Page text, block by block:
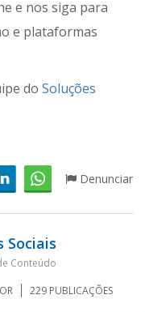
e nos siga para
e plataformas
do Soluções
Denunciar
Sociais
Conteúdo
229 PUBLICAÇÕES